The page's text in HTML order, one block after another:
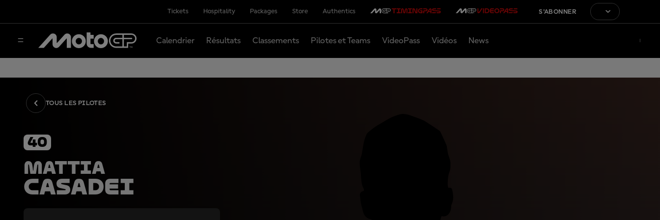
Tickets Hospitality Packages Store Authentics S'ABONNER
Calendrier Résultats Classements Pilotes et Teams VideoPass Vidéos News
TOUS LES PILOTES
40
Mattia
Casadei